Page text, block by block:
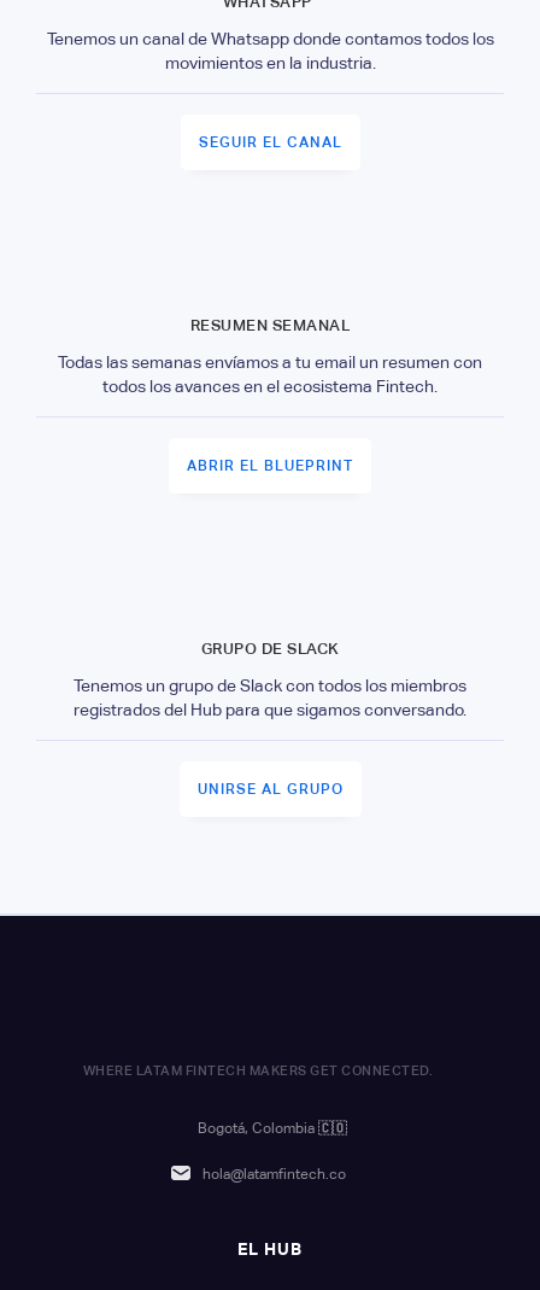
Tenemos un canal de Whatsapp donde contamos todos los
movimientos en la industria.
SEGUIR EL CANAL
RESUMEN SEMANAL
Todas las semanas envíamos a tu email un resumen con
todos los avances en el ecosistema Fintech.
ABRIR EL BLUEPRINT
GRUPO DE SLACK
Tenemos un grupo de Slack con todos los miembros
registrados del Hub para que sigamos conversando.
UNIRSE AL GRUPO
WHERE LATAM FINTECH MAKERS GET CONNECTED.
Bogotá, Colombia 🇨🇴
hola@latamfintech.co
EL HUB